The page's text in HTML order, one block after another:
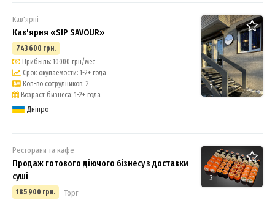
7
Кав'ярні
Кав'ярня «SIP SAVOUR»
743 600 грн.
Прибыль: 10000 грн/мес
Срок окупаемости: 1-2+ года
Кол-во сотрудников: 2
Возраст бизнеса: 1-2+ года
Дніпро
3
Ресторани та кафе
Продаж готового діючого бізнесу з доставки
суші
185 900 грн. Торг